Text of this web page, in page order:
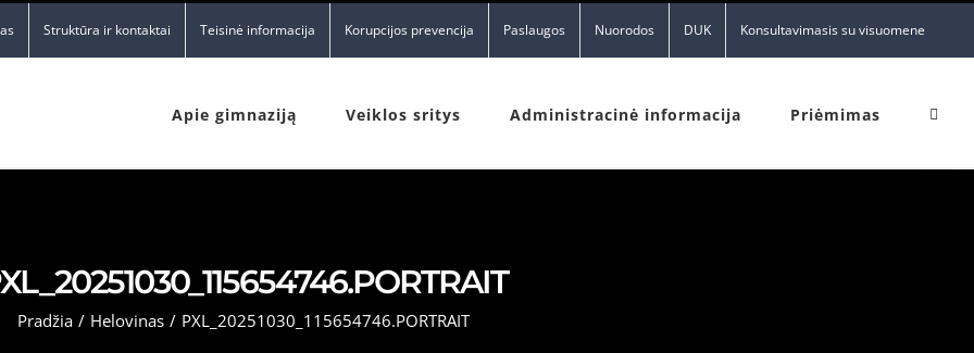
Struktūra ir kontaktai Teisinė informacija Korupcijos prevencija Paslaugos Nuorodos DUK Konsultavimasis su visuomene
Apie gimnaziją Veiklos sritys Administracinė informacija Priėmimas
Pradžia / Helovinas / PXL_20251030_115654746.PORTRAIT